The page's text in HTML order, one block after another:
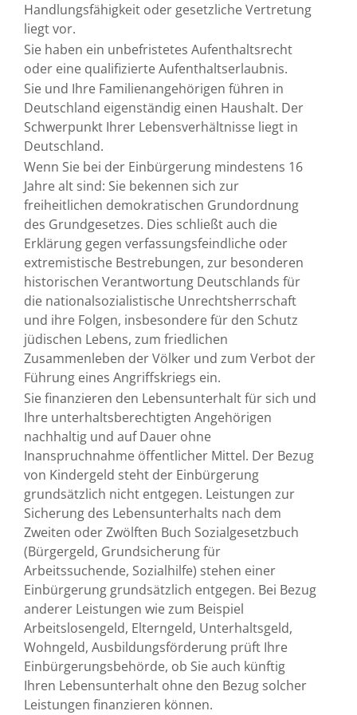
Handlungsfähigkeit oder gesetzliche Vertretung
liegt vor.
Sie haben ein unbefristetes Aufenthaltsrecht
oder eine qualifizierte Aufenthaltserlaubnis.
Sie und Ihre Familienangehörigen führen in
Deutschland eigenständig einen Haushalt. Der
Schwerpunkt Ihrer Lebensverhältnisse liegt in
Deutschland.
Wenn Sie bei der Einbürgerung mindestens 16
Jahre alt sind: Sie bekennen sich zur
freiheitlichen demokratischen Grundordnung
des Grundgesetzes. Dies schließt auch die
Erklärung gegen verfassungsfeindliche oder
extremistische Bestrebungen, zur besonderen
historischen Verantwortung Deutschlands für
die nationalsozialistische Unrechtsherrschaft
und ihre Folgen, insbesondere für den Schutz
jüdischen Lebens, zum friedlichen
Zusammenleben der Völker und zum Verbot der
Führung eines Angriffskriegs ein.
Sie finanzieren den Lebensunterhalt für sich und
Ihre unterhaltsberechtigten Angehörigen
nachhaltig und auf Dauer ohne
Inanspruchnahme öffentlicher Mittel. Der Bezug
von Kindergeld steht der Einbürgerung
grundsätzlich nicht entgegen. Leistungen zur
Sicherung des Lebensunterhalts nach dem
Zweiten oder Zwölften Buch Sozialgesetzbuch
(Bürgergeld, Grundsicherung für
Arbeitssuchende, Sozialhilfe) stehen einer
Einbürgerung grundsätzlich entgegen. Bei Bezug
anderer Leistungen wie zum Beispiel
Arbeitslosengeld, Elterngeld, Unterhaltsgeld,
Wohngeld, Ausbildungsförderung prüft Ihre
Einbürgerungsbehörde, ob Sie auch künftig
Ihren Lebensunterhalt ohne den Bezug solcher
Leistungen finanzieren können.